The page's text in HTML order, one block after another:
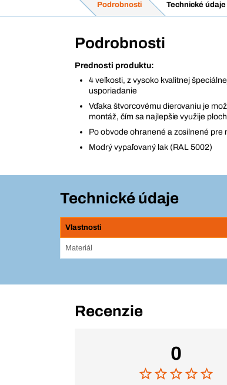
Podrobnosti Technické údaje
Podrobnosti
Prednosti produktu:
4 veľkosti, z vysoko kvalitnej
usporiadanie
Vďaka štvorcovému dierovaniu je
montáž, čím sa najlepšie využije
Po obvode ohranené a zosilnené pre
Modrý vypaľovaný lak (RAL 5002)
Technické údaje
Vlastnosti
Materiál
Recenzie
0